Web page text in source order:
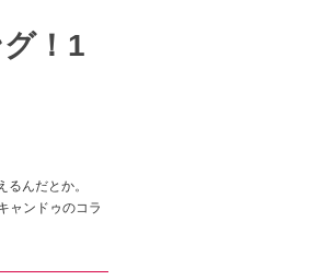
！1
んだとか。
ャンドゥのコラ